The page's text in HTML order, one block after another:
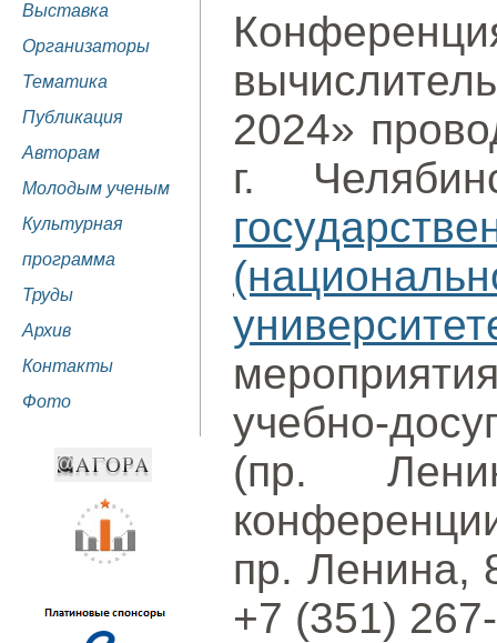
Выставка
Организаторы
Тематика
Публикация
Авторам
Молодым ученым
Культурная
программа
Труды
Архив
Контакты
Фото
2024»
г.
учебно-
(пр.
пр. Ленина,
+7 (351)